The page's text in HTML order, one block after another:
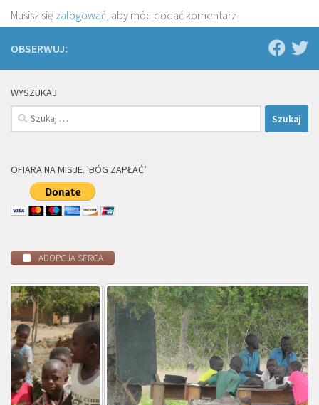
Musisz się zalogować, aby móc dodać komentarz.
OBSERWUJ:
WYSZUKAJ
Szukaj:
OFIARA NA MISJE. 'BÓG ZAPŁAĆ’
ADOPCJA SERCA